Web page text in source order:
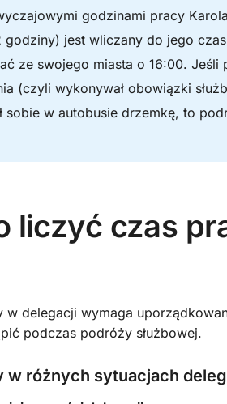
godzinami pracy
jest wliczany do jego
ze swojego miasta o 16:00.
(czyli wykonywał obowiązki
sobie w autobusie drzemkę, to
liczyć czas
w delegacji wymaga
podczas podróży służbowej.
w różnych sytuacjach